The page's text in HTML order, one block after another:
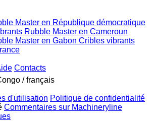
Master en République démocratique
Rubble Master en Cameroun
Master en Gabon Cribles vibrants
Contacts
/ français
d'utilisation Politique de confidentialité
Commentaires sur Machineryline